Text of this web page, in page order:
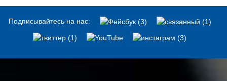
Подписывайтесь на нас: